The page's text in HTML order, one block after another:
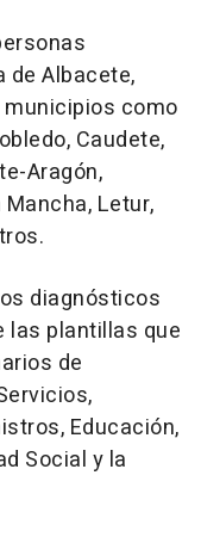
de Albacete,
municipios como
Caudete,
Aragón,
Letur,
diagnósticos
las plantillas que
de
Educación,
Social y la